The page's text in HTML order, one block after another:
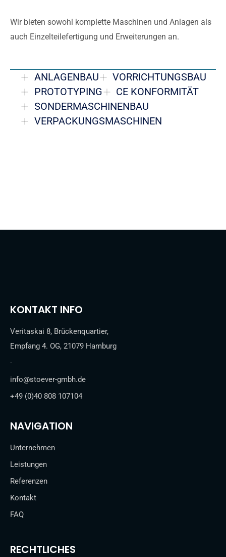
Wir bieten sowohl komplette Maschinen und Anlagen als
auch Einzelteilefertigung und Erweiterungen an.
ANLAGENBAU
VORRICHTUNGSBAU
PROTOTYPING
CE KONFORMITÄT
SONDERMASCHINENBAU
VERPACKUNGSMASCHINEN
KONTAKT INFO
Veritaskai 8, Brückenquartier,
Empfang 4. OG, 21079 Hamburg
-
info@stoever-gmbh.de
+49 (0)40 808 107104
NAVIGATION
Unternehmen
Leistungen
Referenzen
Kontakt
FAQ
RECHTLICHES